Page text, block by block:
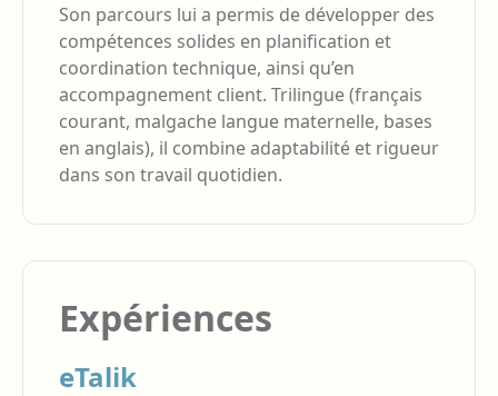
Son parcours lui a permis de développer des
compétences solides en planification et
coordination technique, ainsi qu’en
accompagnement client. Trilingue (français
courant, malgache langue maternelle, bases
en anglais), il combine adaptabilité et rigueur
dans son travail quotidien.
Expériences
eTalik